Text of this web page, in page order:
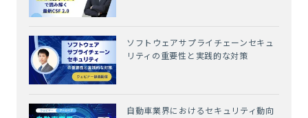
ソフトウェアサプライチェーンセキュ
リティの重要性と実践的な対策
自動車業界におけるセキュリティ動向